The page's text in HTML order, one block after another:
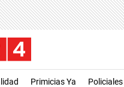
Primicias Ya Policiales